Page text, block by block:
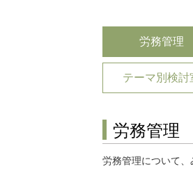
労務管理
テーマ別検討
労務管理
労務管理について